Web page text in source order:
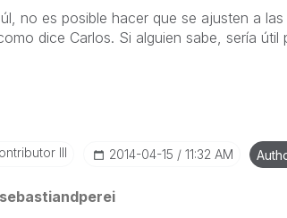
no es posible hacer que se ajusten a
dice Carlos. Si alguien sabe, sería útil
III ‎2014-04-15 11:32 AM
sebastiandperei